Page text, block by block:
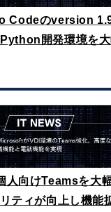
Codeのversion
開発環境を
人向けTeamsを大
ティが向上し機能